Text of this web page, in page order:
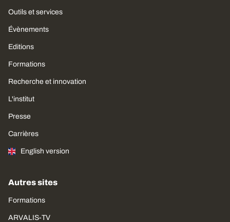
Outils et services
Évènements
Editions
Formations
Recherche et innovation
L'institut
Presse
Carrières
English version
Autres sites
Formations
ARVALIS-TV